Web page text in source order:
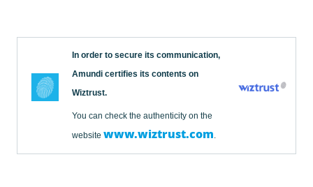
In order to secure its communication,
Amundi certifies its contents on
Wiztrust.
You can check the authenticity on the
website www.wiztrust.com.